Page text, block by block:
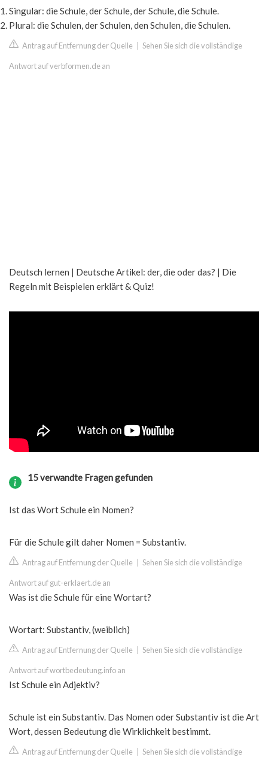
Singular: die Schule, der Schule, der Schule, die Schule.
Plural: die Schulen, der Schulen, den Schulen, die Schulen.
Antrag auf Entfernung der Quelle Sehen Sie sich die vollständige
Antwort auf verbformen.de an
Deutsch lernen | Deutsche Artikel: der, die oder das? | Die
Regeln mit Beispielen erklärt & Quiz!
15 verwandte Fragen gefunden
Ist das Wort Schule ein Nomen?
Für die Schule gilt daher Nomen = Substantiv.
Antrag auf Entfernung der Quelle Sehen Sie sich die vollständige
Antwort auf gut-erklaert.de an
Was ist die Schule für eine Wortart?
Wortart: Substantiv, (weiblich)
Antrag auf Entfernung der Quelle Sehen Sie sich die vollständige
Antwort auf wortbedeutung.info an
Ist Schule ein Adjektiv?
Schule ist ein Substantiv. Das Nomen oder Substantiv ist die Art
Wort, dessen Bedeutung die Wirklichkeit bestimmt.
Antrag auf Entfernung der Quelle Sehen Sie sich die vollständige